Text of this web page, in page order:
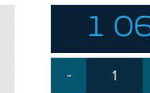
1
-